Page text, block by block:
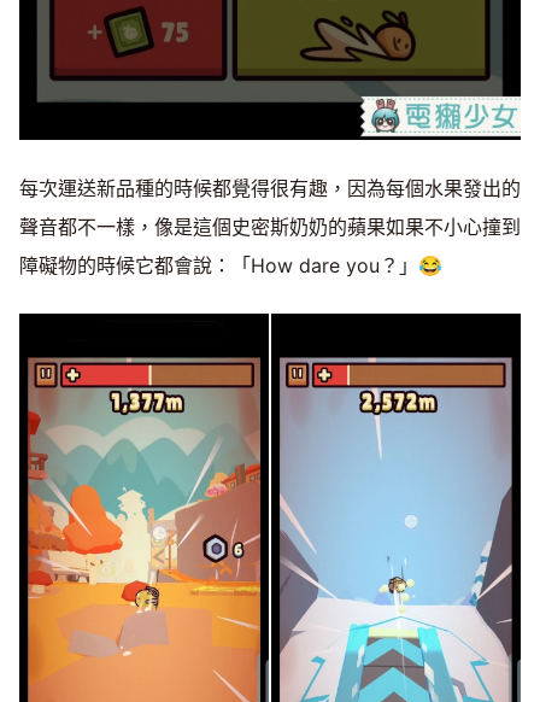
每次運送新品種的時候都覺得很有趣，因為每個水果發出的
聲音都不一樣，像是這個史密斯奶奶的蘋果如果不小心撞到
障礙物的時候它都會說：「How dare you？」😂